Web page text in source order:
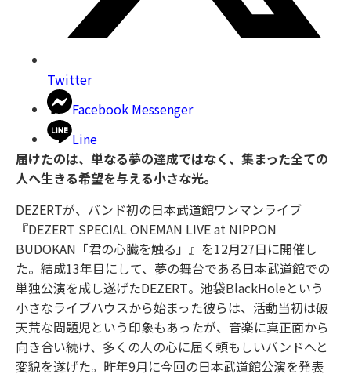
Twitter
Facebook Messenger
Line
届けたのは、単なる夢の達成ではなく、集まった全ての
人へ生きる希望を与える小さな光。
DEZERTが、バンド初の日本武道館ワンマンライブ
『DEZERT SPECIAL ONEMAN LIVE at NIPPON
BUDOKAN「君の心臓を触る」』を12月27日に開催し
た。結成13年目にして、夢の舞台である日本武道館での
単独公演を成し遂げたDEZERT。池袋BlackHoleという
小さなライブハウスから始まった彼らは、活動当初は破
天荒な問題児という印象もあったが、音楽に真正面から
向き合い続け、多くの人の心に届く頼もしいバンドへと
変貌を遂げた。昨年9月に今回の日本武道館公演を発表